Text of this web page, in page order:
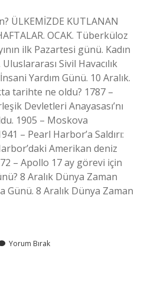
ÜLKEMİZDE KUTLANAN
OCAK. Tüberküloz
ilk Pazartesi günü. Kadın
Sivil Havacılık
Yardım Günü. 10 Aralık.
tarihte ne oldu? 1787 –
Devletleri Anayasası’nı
1905 – Moskova
– Pearl Harbor’a Saldırı:
Amerikan deniz
– Apollo 17 ay görevi için
8 Aralık Dünya Zaman
Günü. 8 Aralık Dünya Zaman
Yorum Bırak